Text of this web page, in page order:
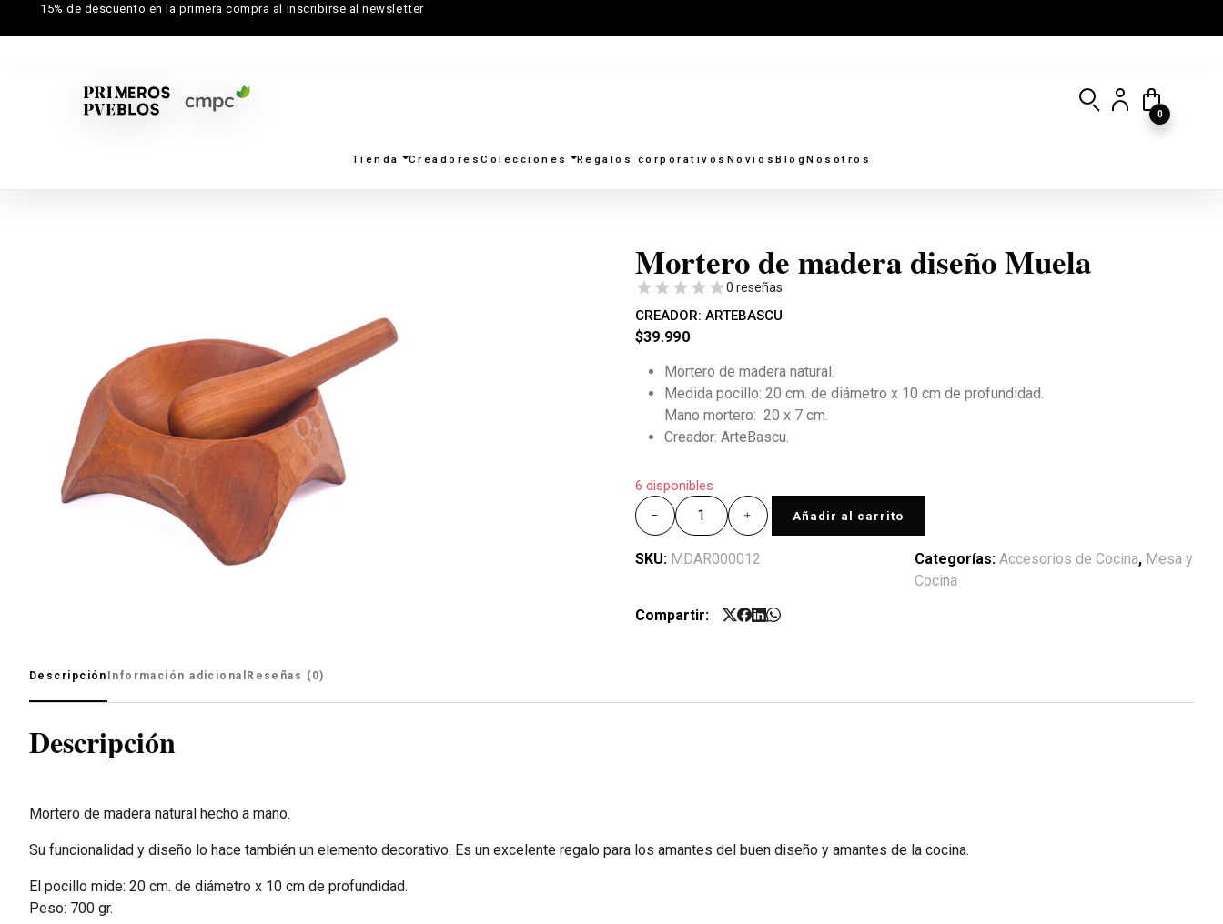
15% de descuento en la primera compra al inscribirse al newsletter
Tienda CreadoresColecciones Regalos corporativos NoviosBlogNosotros
0
Mortero de madera diseño Muela
0 reseñas
CREADOR: ARTEBASCU
$39.990
Mortero de madera natural.
Medida pocillo: 20 cm. de diámetro x 10 cm de profundidad.
Mano mortero: 20 x 7 cm.
Creador: ArteBascu.
6 disponibles
Añadir al carrito
SKU: MDAR000012 Categorías: Accesorios de Cocina, Mesa y
Cocina
Compartir:
Descripción Información adicional Reseñas (0)
Descripción
Mortero de madera natural hecho a mano.
Su funcionalidad y diseño lo hace también un elemento decorativo. Es un excelente regalo para los amantes del buen diseño y amantes de la cocina.
El pocillo mide: 20 cm. de diámetro x 10 cm de profundidad.
Peso: 700 gr.